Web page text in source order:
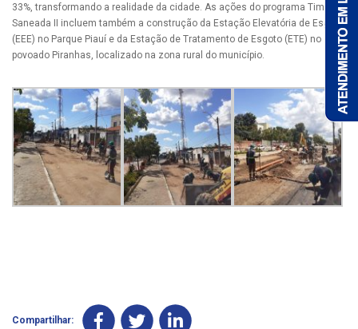
33%, transformando a realidade da cidade. As ações do programa Timon
Saneada II incluem também a construção da Estação Elevatória de Esgoto
(EEE) no Parque Piauí e da Estação de Tratamento de Esgoto (ETE) no
povoado Piranhas, localizado na zona rural do município.
Compartilhar: